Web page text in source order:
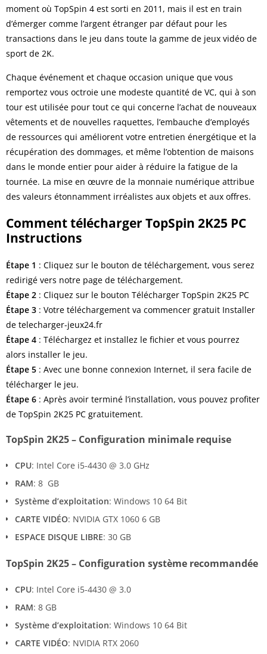
moment où TopSpin 4 est sorti en 2011, mais il est en train
d’émerger comme l’argent étranger par défaut pour les
transactions dans le jeu dans toute la gamme de jeux vidéo de
sport de 2K.
Chaque événement et chaque occasion unique que vous
remportez vous octroie une modeste quantité de VC, qui à son
tour est utilisée pour tout ce qui concerne l’achat de nouveaux
vêtements et de nouvelles raquettes, l’embauche d’employés
de ressources qui améliorent votre entretien énergétique et la
récupération des dommages, et même l’obtention de maisons
dans le monde entier pour aider à réduire la fatigue de la
tournée. La mise en œuvre de la monnaie numérique attribue
des valeurs étonnamment irréalistes aux objets et aux offres.
Comment télécharger TopSpin 2K25 PC
Instructions
Étape 1 : Cliquez sur le bouton de téléchargement, vous serez
redirigé vers notre page de téléchargement.
Étape 2 : Cliquez sur le bouton Télécharger TopSpin 2K25 PC
Étape 3 : Votre téléchargement va commencer gratuit Installer
de telecharger-jeux24.fr
Étape 4 : Téléchargez et installez le fichier et vous pourrez
alors installer le jeu.
Étape 5 : Avec une bonne connexion Internet, il sera facile de
télécharger le jeu.
Étape 6 : Après avoir terminé l’installation, vous pouvez profiter
de TopSpin 2K25 PC gratuitement.
TopSpin 2K25 – Configuration minimale requise
CPU: Intel Core i5-4430 @ 3.0 GHz
RAM: 8 GB
Système d’exploitation: Windows 10 64 Bit
CARTE VIDÉO: NVIDIA GTX 1060 6 GB
ESPACE DISQUE LIBRE: 30 GB
TopSpin 2K25 – Configuration système recommandée
CPU: Intel Core i5-4430 @ 3.0
RAM: 8 GB
Système d’exploitation: Windows 10 64 Bit
CARTE VIDÉO: NVIDIA RTX 2060